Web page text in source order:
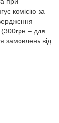
комісію за
– для
замовлень від